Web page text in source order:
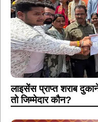
लाइसेंस प्राप्त शराब
तो जिम्मेदार कौन?